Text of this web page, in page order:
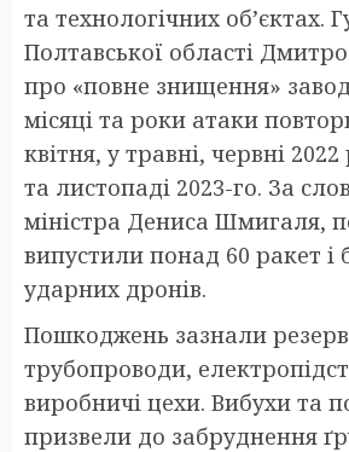
та технологічних об’єктах.
Полтавської області
про «повне знищення»
місяці та роки атаки
квітня, у травні, червні 2022
та листопаді 2023-го. За
міністра Дениса Шмигаля,
випустили понад 60 ракет і
ударних дронів.
Пошкоджень зазнали
трубопроводи,
виробничі цехи. Вибухи та
призвели до забруднення